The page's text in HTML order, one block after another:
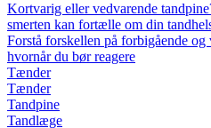
Kortvarig eller vedvarende
smerten kan fortælle om din
Forstå forskellen på forbigående
hvornår du bør reagere
Tænder
Tænder
Tandpine
Tandlæge